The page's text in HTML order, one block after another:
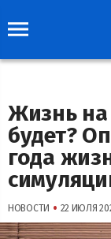
Жизнь на
будет?
года
НОВОСТИ • 22 ИЮЛЯ